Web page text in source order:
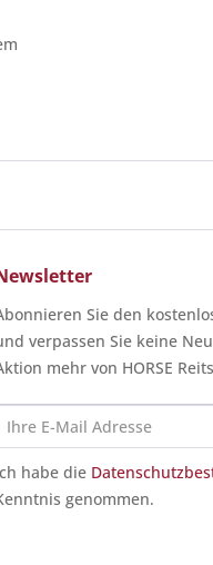
Sie den
verpassen Sie keine
mehr von HORSE
habe die
genommen.